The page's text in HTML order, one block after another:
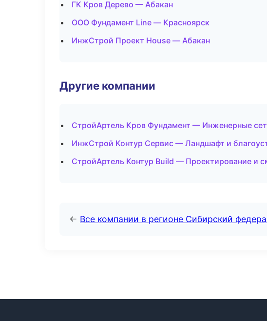
ГК Кров Дерево — Абакан
ООО Фундамент Line — Красноярск
ИнжСтрой Проект House — Абакан
Другие компании
СтройАртель Кров Фундамент — Инженерные
ИнжСтрой Контур Сервис — Ландшафт и
СтройАртель Контур Build — Проектирование и
← Все компании в регионе Сибирский